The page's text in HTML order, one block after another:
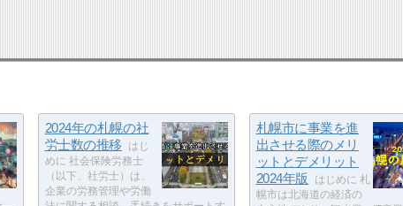
2024年の札幌の社
労士数の推移
はじ
めに 社会保険労務士
（以下、社労士）は、
企業の労務管理や労働
札幌市に事業を進
出させる際のメリ
ットとデメリット
2024年版
はじめに 札
幌市は北海道の経済の